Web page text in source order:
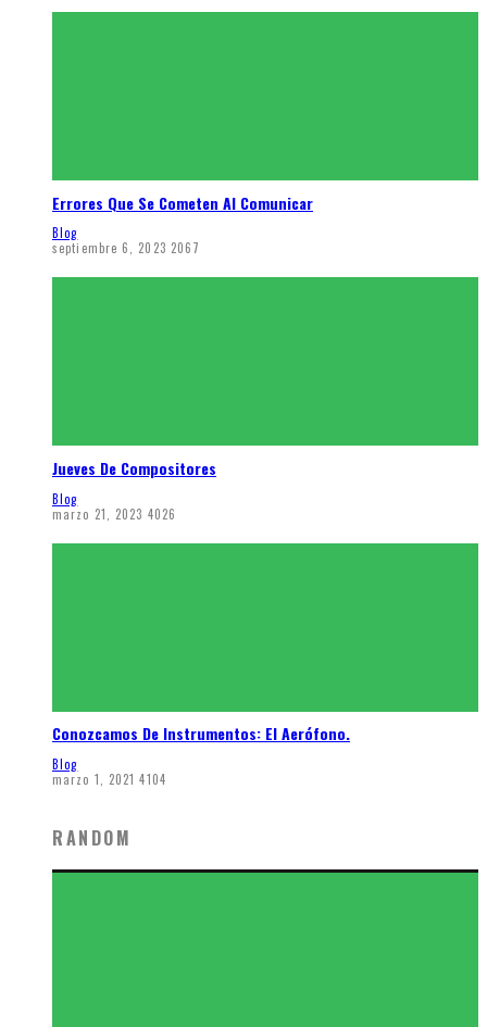
Errores Que Se Cometen Al Comunicar
Blog
septiembre 6, 2023 2067
Jueves De Compositores
Blog
marzo 21, 2023 4026
Conozcamos De Instrumentos: El Aerófono.
Blog
marzo 1, 2021 4104
RANDOM